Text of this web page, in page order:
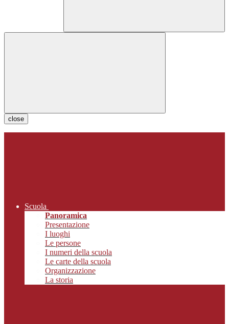
close
Scuola
Panoramica
Presentazione
I luoghi
Le persone
I numeri della scuola
Le carte della scuola
Organizzazione
La storia